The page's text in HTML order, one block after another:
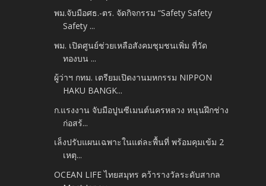
พม.จับมือศธ.-ตร. จัดกิจกรรม “Safety Safety
Safety ...
พม. เปิดศูนย์ช่วยเหลือสังคมชุมชนเพิ่ม ที่วัด
ทองบน ...
ผู้ว่าฯ กทม. เตรียมเปิดงานมหกรรม NIPPON
HAKU BANGK...
ก.แรงงาน จับมือปูนซีเมนต์นครหลวง หนุนฝึกช่าง
ก่อสร้...
เล็งปรับแผนเฉพาะในแต่ละพื้นที่ พร้อมคุมเข้ม 2
เหตุ...
OCEAN LIFE ไทยสมุทร คว้ารางวัลระดับสากล